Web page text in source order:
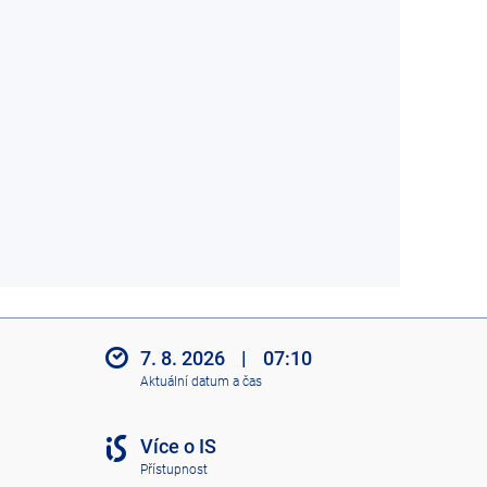
7. 8. 2026 | 07:10
Aktuální datum a čas
Více o IS
Přístupnost